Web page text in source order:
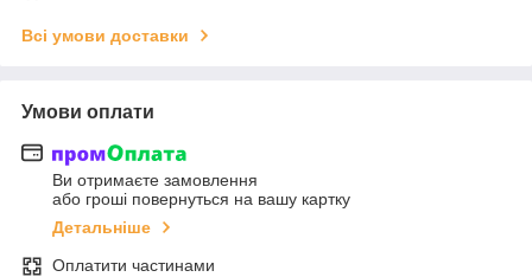
Всі умови доставки
Умови оплати
Ви отримаєте замовлення
або гроші повернуться на вашу картку
Детальніше
Оплатити частинами